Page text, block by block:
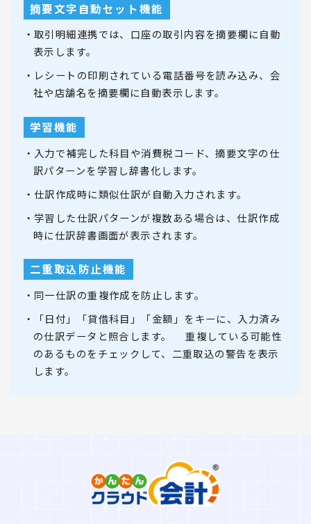
摘要文字自動セット機能
・取引明細連携では、口座の取引内容を摘要欄に自動
表示します。
・レシートの印刷されている電話番号を読み込み、会
社や店舗名を摘要欄に自動表示します。
学習機能
・入力で補完した科目や消費税コード、摘要文字の仕
訳パターンを学習し辞書化します。
・仕訳作成時に類似仕訳が自動入力されます。
・学習した仕訳パターンが複数ある場合は、仕訳作成
時に仕訳辞書画面が表示されます。
二重取込防止機能
・同一仕訳の重複作成を防止します。
・「日付」「貸借科目」「金額」をキーに、入力済み
の仕訳データと照合します。 重複している可能性
のあるものをチェックして、二重取込の警告を表示
します。